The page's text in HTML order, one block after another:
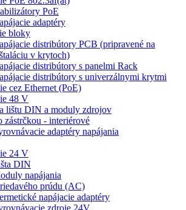
PoE
adaptéry
bloky
distribútory PCB (pripravené na
v krytoch)
distribútory s panelmi Rack
distribútory s univerzálnymi krytmi
cez Ethernet (PoE)
48 V
lištu DIN a moduly zdrojov
zástrčkou - interiérové
adaptéry napájania
24 V
DIN
napájania
prúdu (AC)
napájacie adaptéry